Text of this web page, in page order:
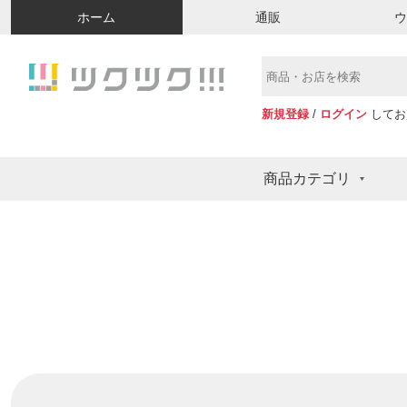
ホーム 通販
新規登録 / ログイン して
商品カテゴリ